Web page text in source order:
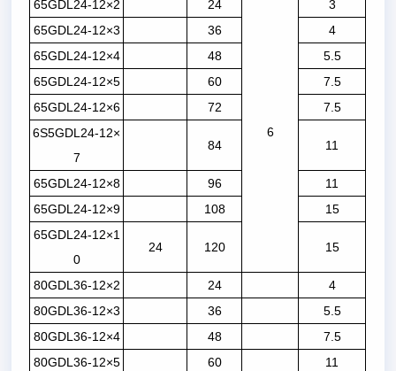
65GDL24-12×2 24
6
3
65GDL24-12×3
36
4
65GDL24-12×4
48
5.5
65GDL24-12×5
60
7.5
65GDL24-12×6
72
7.5
6S5GDL24-12×
7
84 11
65GDL24-12×8 96
11
65GDL24-12×9
108
15
65GDL24-12×1
0
24 120 15
80GDL36-12×2 24
4
80GDL36-12×3
36
5.5
80GDL36-12×4
48
7.5
80GDL36-12×5
60
11